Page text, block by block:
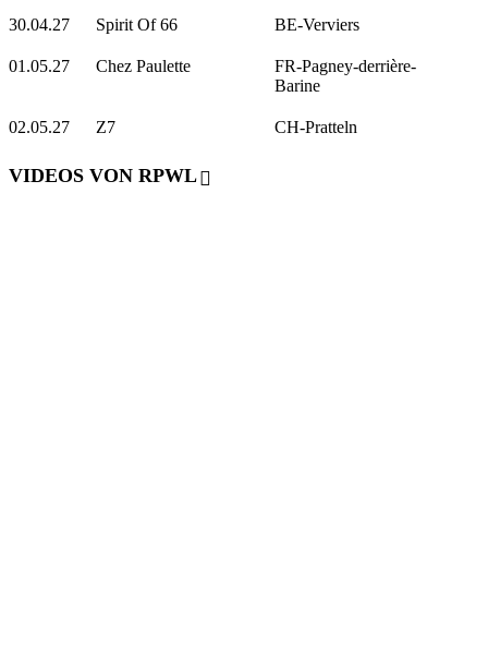
30.04.27 Spirit Of 66 BE-Verviers
01.05.27 Chez Paulette
FR-Pagney-derrière-
Barine
02.05.27 Z7 CH-Pratteln
VIDEOS VON RPWL